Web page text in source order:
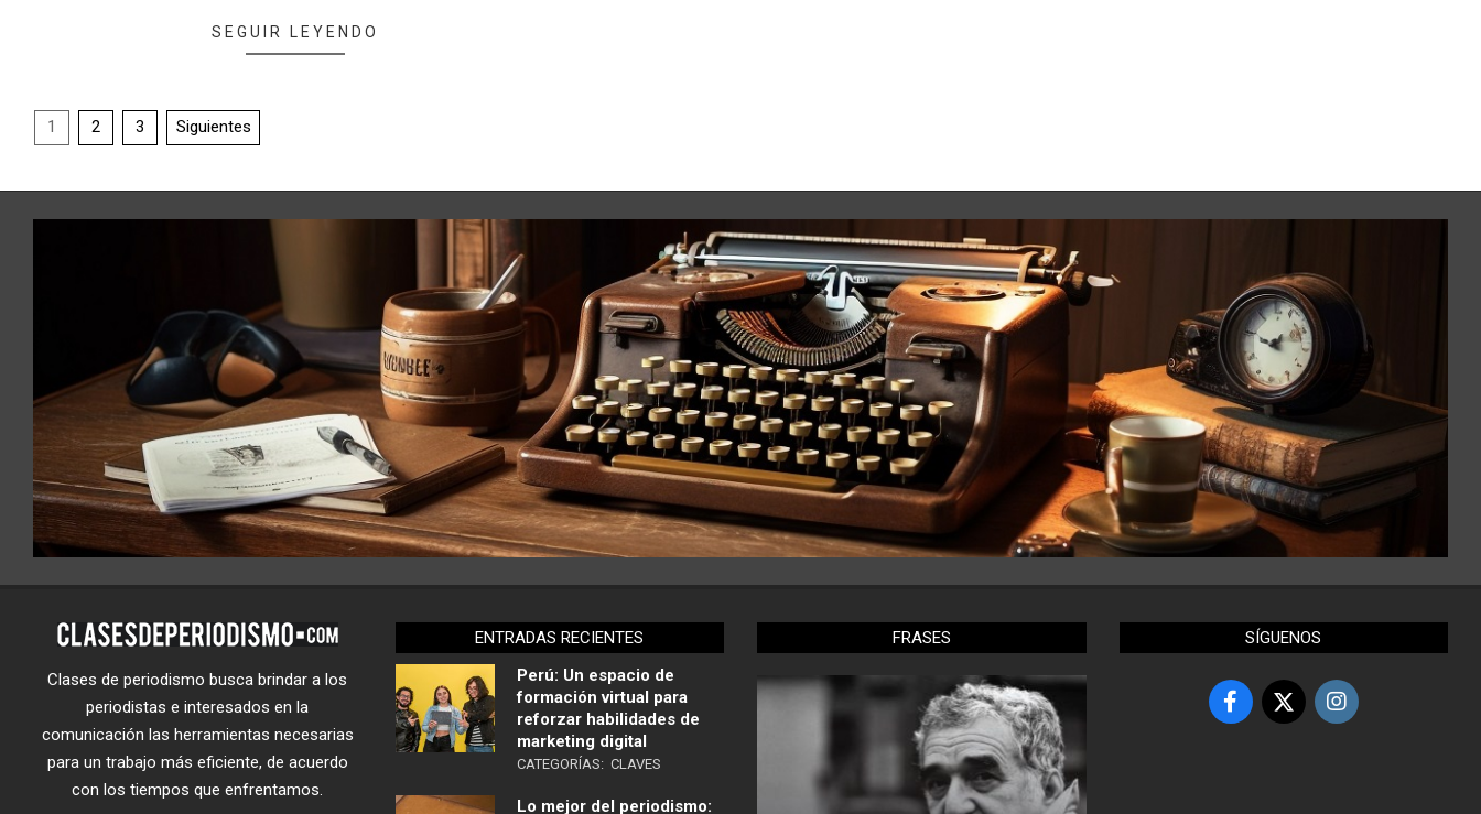
SEGUIR LEYENDO
1 2 3 Siguientes
Clases de periodismo busca brindar a los
periodistas e interesados en la
comunicación las herramientas necesarias
para un trabajo más eficiente, de acuerdo
con los tiempos que enfrentamos.
ENTRADAS RECIENTES
Perú: Un espacio de
formación virtual para
reforzar habilidades de
marketing digital
CATEGORÍAS: CLAVES
Lo mejor del periodismo:
FRASES SÍGUENOS